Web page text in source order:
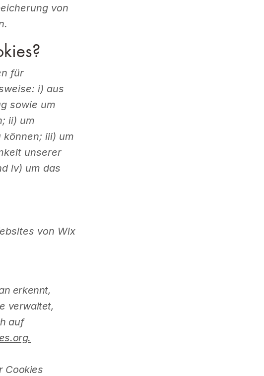
von
für
i) aus
sowie um
ii) um
iii) um
unserer
iv) um das
von Wix
erkennt,
verwaltet,
auf
Cookies